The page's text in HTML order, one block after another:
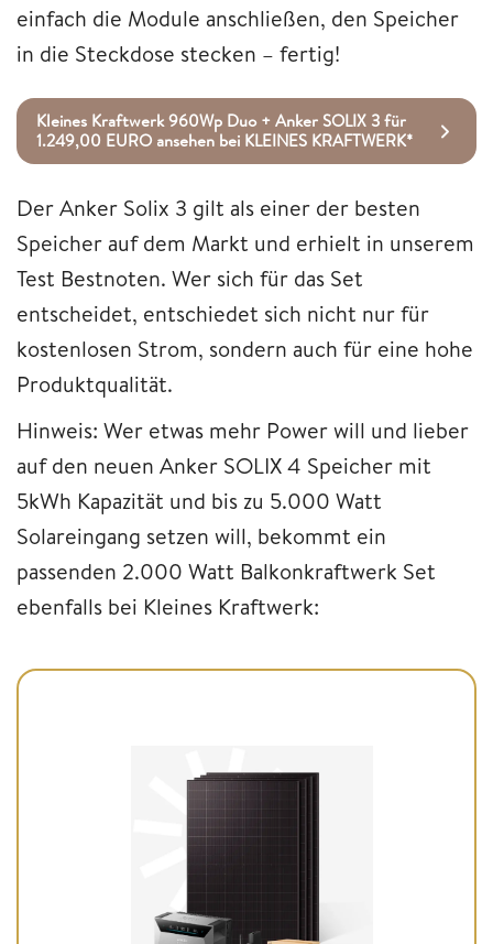
einfach die Module anschließen, den Speicher
in die Steckdose stecken – fertig!
Kleines Kraftwerk 960Wp Duo + Anker SOLIX 3 für
1.249,00 EURO ansehen bei KLEINES KRAFTWERK*
Der Anker Solix 3 gilt als einer der besten
Speicher auf dem Markt und erhielt in unserem
Test Bestnoten. Wer sich für das Set
entscheidet, entschiedet sich nicht nur für
kostenlosen Strom, sondern auch für eine hohe
Produktqualität.
Hinweis: Wer etwas mehr Power will und lieber
auf den neuen Anker SOLIX 4 Speicher mit
5kWh Kapazität und bis zu 5.000 Watt
Solareingang setzen will, bekommt ein
passenden 2.000 Watt Balkonkraftwerk Set
ebenfalls bei Kleines Kraftwerk: